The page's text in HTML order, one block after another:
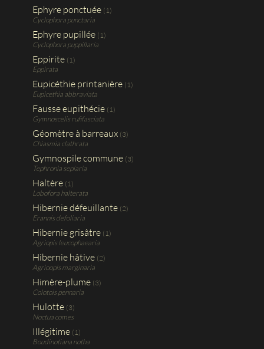
Ephyre ponctuée (1)
Cyclophora punctaria
Ephyre pupillée (1)
Cyclophora puppillaria
Eppirite (1)
Eppirata
Eupicéthie printanière (1)
Eupicethia abbraviata
Fausse eupithécie (1)
Gymnoscelis rufifasciata
Géomètre à barreaux (3)
Chiasmia clathrata
Gymnospile commune (3)
Tephronia sepiaria
Haltère (1)
Lobofora halterata
Hibernie défeuillante (2)
Erannis defoliaria
Hibernie grisâtre (1)
Agriopis leucophaearia
Hibernie hâtive (2)
Agrioopis marginaria
Himère-plume (3)
Colotois pennaria
Hulotte (3)
Noctua comes
Illégitime (1)
Boudinotiana notha